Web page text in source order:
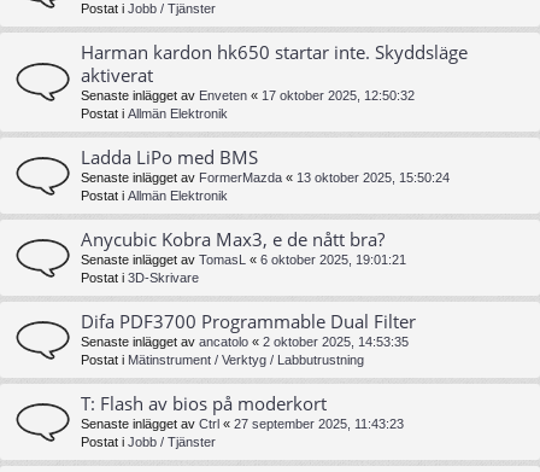
Postat i Jobb / Tjänster
Harman kardon hk650 startar inte. Skyddsläge
aktiverat
Senaste inlägget av Enveten « 17 oktober 2025, 12:50:32
Postat i Allmän Elektronik
Ladda LiPo med BMS
Senaste inlägget av FormerMazda « 13 oktober 2025, 15:50:24
Postat i Allmän Elektronik
Anycubic Kobra Max3, e de nått bra?
Senaste inlägget av TomasL « 6 oktober 2025, 19:01:21
Postat i 3D-Skrivare
Difa PDF3700 Programmable Dual Filter
Senaste inlägget av ancatolo « 2 oktober 2025, 14:53:35
Postat i Mätinstrument / Verktyg / Labbutrustning
T: Flash av bios på moderkort
Senaste inlägget av Ctrl « 27 september 2025, 11:43:23
Postat i Jobb / Tjänster